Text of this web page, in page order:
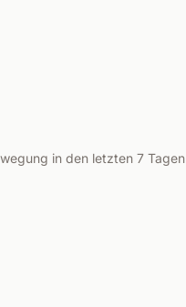
in den letzten 7 Tagen